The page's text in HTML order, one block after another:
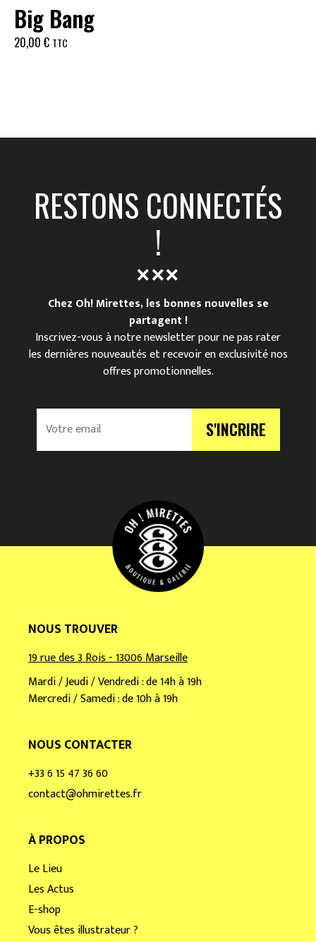
Big Bang
20,00 € TTC
RESTONS CONNECTÉS
!
Chez Oh! Mirettes, les bonnes nouvelles se
partagent !
Inscrivez-vous à notre newsletter pour ne pas rater
les dernières nouveautés et recevoir en exclusivité nos
offres promotionnelles.
V
r
l
S'INCRIRE
NOUS TROUVER
19 rue des 3 Rois - 13006 Marseille
Mardi / Jeudi / Vendredi : de 14h à 19h
Mercredi / Samedi : de 10h à 19h
NOUS CONTACTER
+33 6 15 47 36 60
contact@ohmirettes.fr
À PROPOS
Le Lieu
Les Actus
E-shop
Vous êtes illustrateur ?